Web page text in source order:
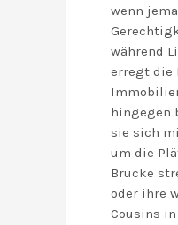
wenn
während
erregt die
hingegen
sie sich
um die
Brücke
oder ihre
Cousins